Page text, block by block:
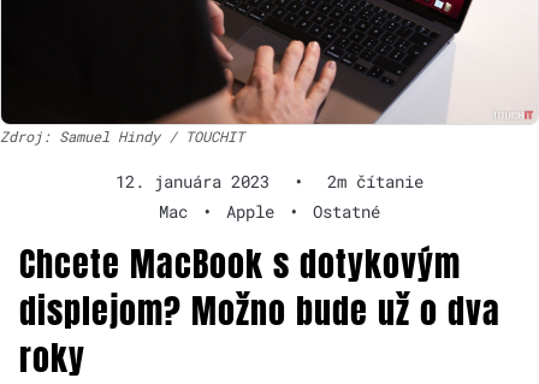
Zdroj: Samuel Hindy / TOUCHIT
12. januára 2023 •
2m čítanie
Mac
• Apple • Ostatné
Chcete MacBook s dotykovým
displejom? Možno bude už o dva
roky